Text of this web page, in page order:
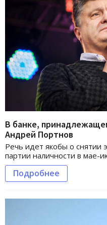
В банке,
Андрей Портнов
Речь идет якобы о снятии
партии наличности в мае-
Подробнее